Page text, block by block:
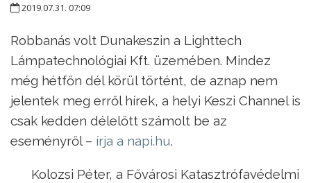
2019.07.31. 07:09
Robbanás volt Dunakeszin a Lighttech
Lámpatechnológiai Kft. üzemében. Mindez
még hétfőn dél körül történt, de aznap nem
jelentek meg erről hírek, a helyi Keszi Channel is
csak kedden délelőtt számolt be az
eseményről – írja a napi.hu.
Kolozsi Péter, a Fővárosi Katasztrófavédelmi